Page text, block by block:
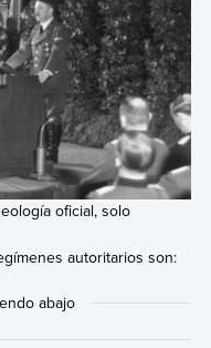
oficial, solo
autoritarios son: